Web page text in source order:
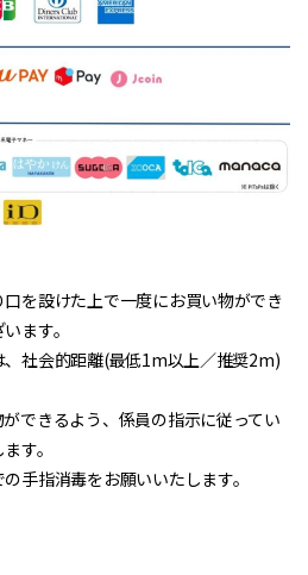
を設けた上で一度にお買い物ができ
ます。
、社会的距離(最低1m以上／推奨2m)
できるよう、係員の指示に従ってい
す。
手指消毒をお願いいたします。